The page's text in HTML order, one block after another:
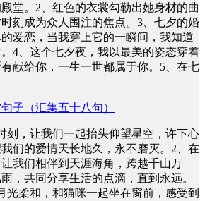
堂。2、红色的衣裳勾勒出她身材的曲
刻成为众人围注的焦点。3、七夕的婚
爱恋，当我穿上它的一瞬间，我知道
4、这个七夕夜，我以最美的姿态穿着
献给你，一生一世都属于你。5、在七
子（汇集五十八句）
刻，让我们一起抬头仰望星空，许下心
们的爱情天长地久，永不磨灭。2、在
我们相伴到天涯海角，跨越千山万
，共同分享生活的点滴，直到永远。
光柔和，和猫咪一起坐在窗前，感受到